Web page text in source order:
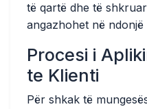
të qartë dhe të
angazhohet në ndonjë
Procesi i
te Klienti
Për shkak të